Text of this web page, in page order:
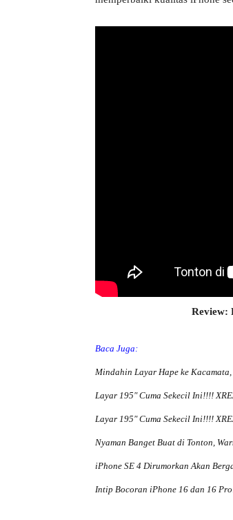
Review:
Baca Juga:
Mindahin Layar Hape ke Kacamata,
Layar 195″ Cuma Sekecil Ini!!!!
Layar 195″ Cuma Sekecil Ini!!!!
Nyaman Banget Buat di Tonton,
iPhone SE 4 Dirumorkan Akan
Intip Bocoran iPhone 16 dan 16